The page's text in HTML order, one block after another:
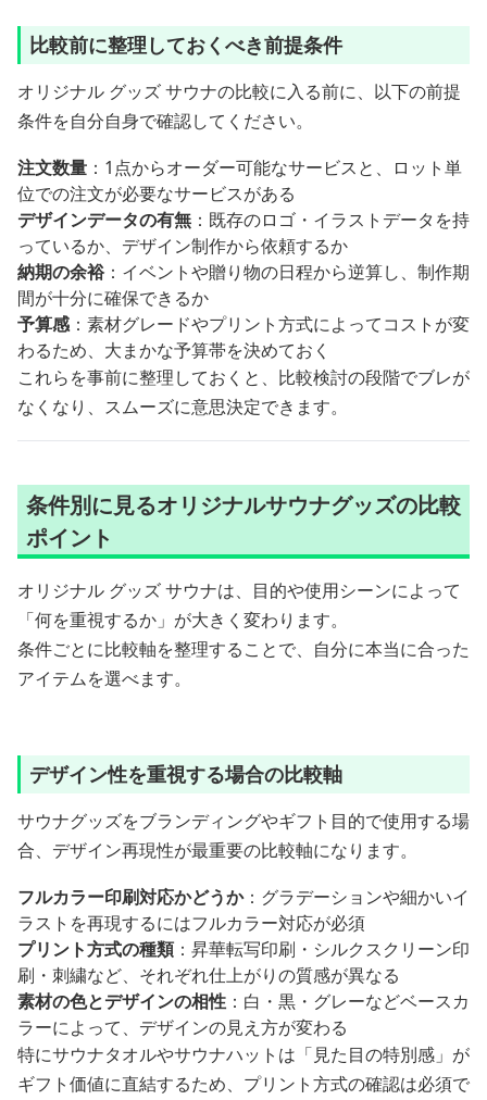
比較前に整理しておくべき前提条件
オリジナル グッズ サウナの比較に入る前に、以下の前提
条件を自分自身で確認してください。
注文数量 ：1点からオーダー可能なサービスと、ロット単
位での注文が必要なサービスがある
デザインデータの有無 ：既存のロゴ・イラストデータを持
っているか、デザイン制作から依頼するか
納期の余裕：イベントや贈り物の日程から逆算し、制作期
間が十分に確保できるか
予算感：素材グレードやプリント方式によってコストが変
わるため、大まかな予算帯を決めておく
これらを事前に整理しておくと、比較検討の段階でブレが
なくなり、スムーズに意思決定できます。
条件別に見るオリジナルサウナグッズの比較
ポイント
オリジナル グッズ サウナは、目的や使用シーンによって
「何を重視するか」が大きく変わります。
条件ごとに比較軸を整理することで、自分に本当に合った
アイテムを選べます。
デザイン性を重視する場合の比較軸
サウナグッズをブランディングやギフト目的で使用する場
合、デザイン再現性が最重要の比較軸になります。
フルカラー印刷対応かどうか：グラデーションや細かいイ
ラストを再現するにはフルカラー対応が必須
プリント方式の種類：昇華転写印刷・シルクスクリーン印
刷・刺繍など、それぞれ仕上がりの質感が異なる
素材の色とデザインの相性 ：白・黒・グレーなどベースカ
ラーによって、デザインの見え方が変わる
特にサウナタオルやサウナハットは「見た目の特別感」が
ギフト価値に直結するため、プリント方式の確認は必須で